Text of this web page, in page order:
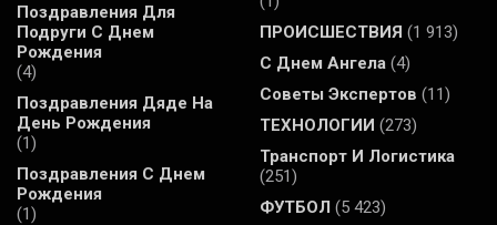
Поздравления Для
Подруги С Днем
Рождения
(4)
Поздравления Дяде На
День Рождения
(1)
Поздравления С Днем
Рождения
(1)
ПРОИСШЕСТВИЯ (1 913)
С Днем Ангела (4)
Советы Экспертов (11)
ТЕХНОЛОГИИ (273)
Транспорт И Логистика
(251)
ФУТБОЛ (5 423)